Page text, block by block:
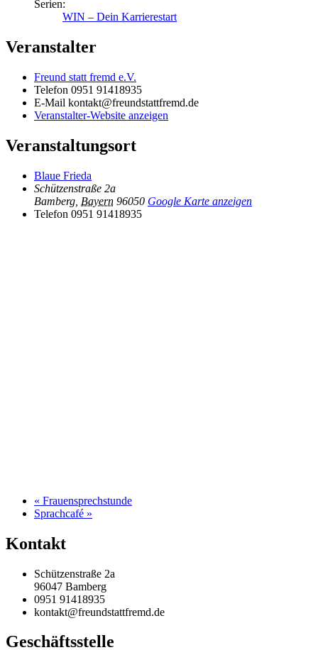
Serien:
WIN – Dein Karrierestart
Veranstalter
Freund statt fremd e.V.
Telefon 0951 91418935
E-Mail kontakt@freundstattfremd.de
Veranstalter-Website anzeigen
Veranstaltungsort
Blaue Frieda
Schützenstraße 2a
Bamberg Bayern 96050 Google Karte anzeigen
Telefon 0951 91418935
« Frauensprechstunde
Sprachcafé »
Kontakt
Schützenstraße 2a
96047 Bamberg
0951 91418935
kontakt@freundstattfremd.de
Geschäftsstelle